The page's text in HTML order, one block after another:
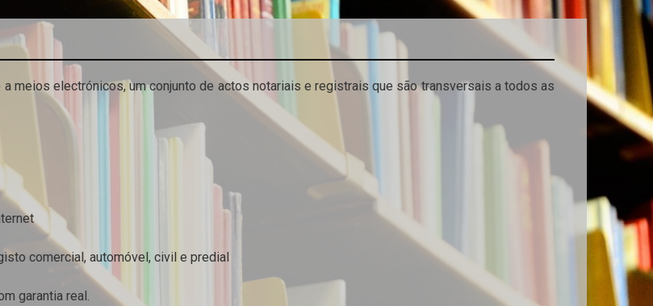
meios electrónicos, um conjunto de actos notariais e registrais que são transversais a todos as
comercial, automóvel, civil e predial
garantia real.